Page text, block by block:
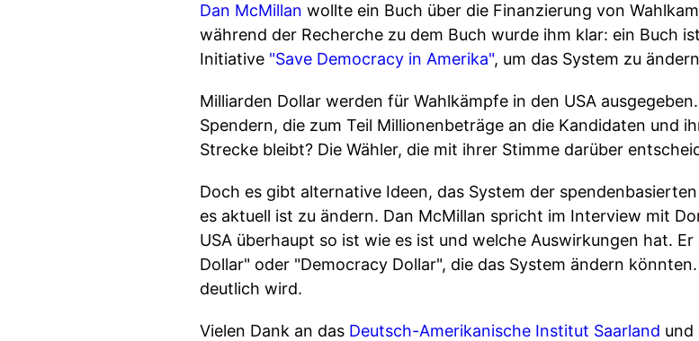
Dan McMillan wollte ein Buch über die Finanzierung von
während der Recherche zu dem Buch wurde ihm klar: ein Buch
Initiative "Save Democracy in Amerika", um das System zu
Milliarden Dollar werden für Wahlkämpfe in den USA
Spendern, die zum Teil Millionenbeträge an die Kandidaten und
Strecke bleibt? Die Wähler, die mit ihrer Stimme darüber
Doch es gibt alternative Ideen, das System der
es aktuell ist zu ändern. Dan McMillan spricht im Interview mit
USA überhaupt so ist wie es ist und welche Auswirkungen hat.
Dollar" oder "Democracy Dollar", die das System ändern
deutlich wird.
Vielen Dank an das Deutsch-Amerikanische Institut Saarland und